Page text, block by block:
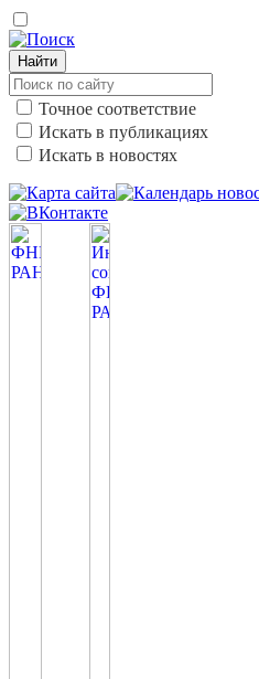
Найти
Точное соответствие
Искать в публикациях
Искать в новостях